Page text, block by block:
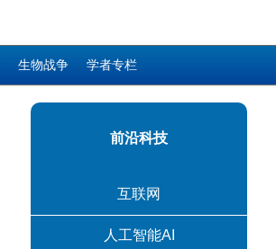
生物战争 学者专栏
前沿科技
互联网
人工智能AI